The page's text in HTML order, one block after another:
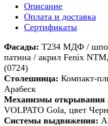
Описание
Оплата и доставка
Сертификаты
Фасады: T234 МДФ / шпон
патина / акрил Fenix
(0724)
Столешница: Компакт-
Арабеск
Механизмы
VOLPATO Gola, цвет
Системы выдвижения: